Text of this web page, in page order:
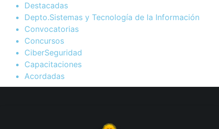
Destacadas
Depto.Sistemas y Tecnología de la Información
Convocatorias
Concursos
CiberSeguridad
Capacitaciones
Acordadas